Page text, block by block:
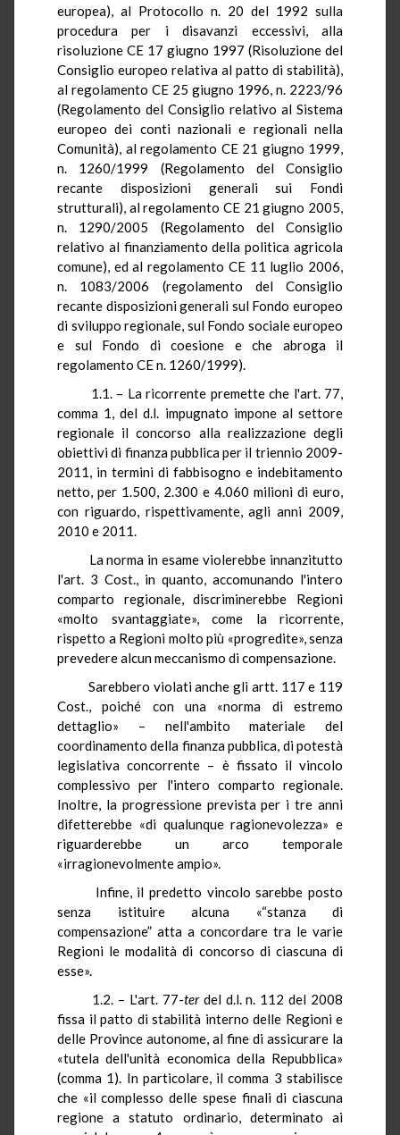
europea), al Protocollo n. 20 del 1992 sulla
procedura per i disavanzi eccessivi, alla
risoluzione CE 17 giugno 1997 (Risoluzione del
Consiglio europeo relativa al patto di stabilità),
al regolamento CE 25 giugno 1996, n. 2223/96
(Regolamento del Consiglio relativo al Sistema
europeo dei conti nazionali e regionali nella
Comunità), al regolamento CE 21 giugno 1999,
n. 1260/1999 (Regolamento del Consiglio
recante disposizioni generali sui Fondi
strutturali), al regolamento CE 21 giugno 2005,
n. 1290/2005 (Regolamento del Consiglio
relativo al finanziamento della politica agricola
comune), ed al regolamento CE 11 luglio 2006,
n. 1083/2006 (regolamento del Consiglio
recante disposizioni generali sul Fondo europeo
di sviluppo regionale, sul Fondo sociale europeo
e sul Fondo di coesione e che abroga il
regolamento CE n. 1260/1999).
1.1. – La ricorrente premette che l'art. 77,
comma 1, del d.l. impugnato impone al settore
regionale il concorso alla realizzazione degli
obiettivi di finanza pubblica per il triennio 2009-
2011, in termini di fabbisogno e indebitamento
netto, per 1.500, 2.300 e 4.060 milioni di euro,
con riguardo, rispettivamente, agli anni 2009,
2010 e 2011.
La norma in esame violerebbe innanzitutto
l'art. 3 Cost., in quanto, accomunando l'intero
comparto regionale, discriminerebbe Regioni
«molto svantaggiate», come la ricorrente,
rispetto a Regioni molto più «progredite», senza
prevedere alcun meccanismo di compensazione.
Sarebbero violati anche gli artt. 117 e 119
Cost., poiché con una «norma di estremo
dettaglio» – nell'ambito materiale del
coordinamento della finanza pubblica, di potestà
legislativa concorrente – è fissato il vincolo
complessivo per l'intero comparto regionale.
Inoltre, la progressione prevista per i tre anni
difetterebbe «di qualunque ragionevolezza» e
riguarderebbe un arco temporale
«irragionevolmente ampio».
Infine, il predetto vincolo sarebbe posto
senza istituire alcuna «“stanza di
compensazione” atta a concordare tra le varie
Regioni le modalità di concorso di ciascuna di
esse».
1.2. – L'art. 77-terdel d.l. n. 112 del 2008
fissa il patto di stabilità interno delle Regioni e
delle Province autonome, al fine di assicurare la
«tutela dell'unità economica della Repubblica»
(comma 1). In particolare, il comma 3 stabilisce
che «il complesso delle spese finali di ciascuna
regione a statuto ordinario, determinato ai